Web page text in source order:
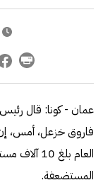
عمان - كونا: قال رئيس
فاروق خزعل، أمس،
العام بلغ
المستضعفة.